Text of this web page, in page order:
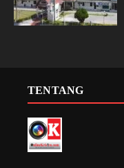
TENTANG